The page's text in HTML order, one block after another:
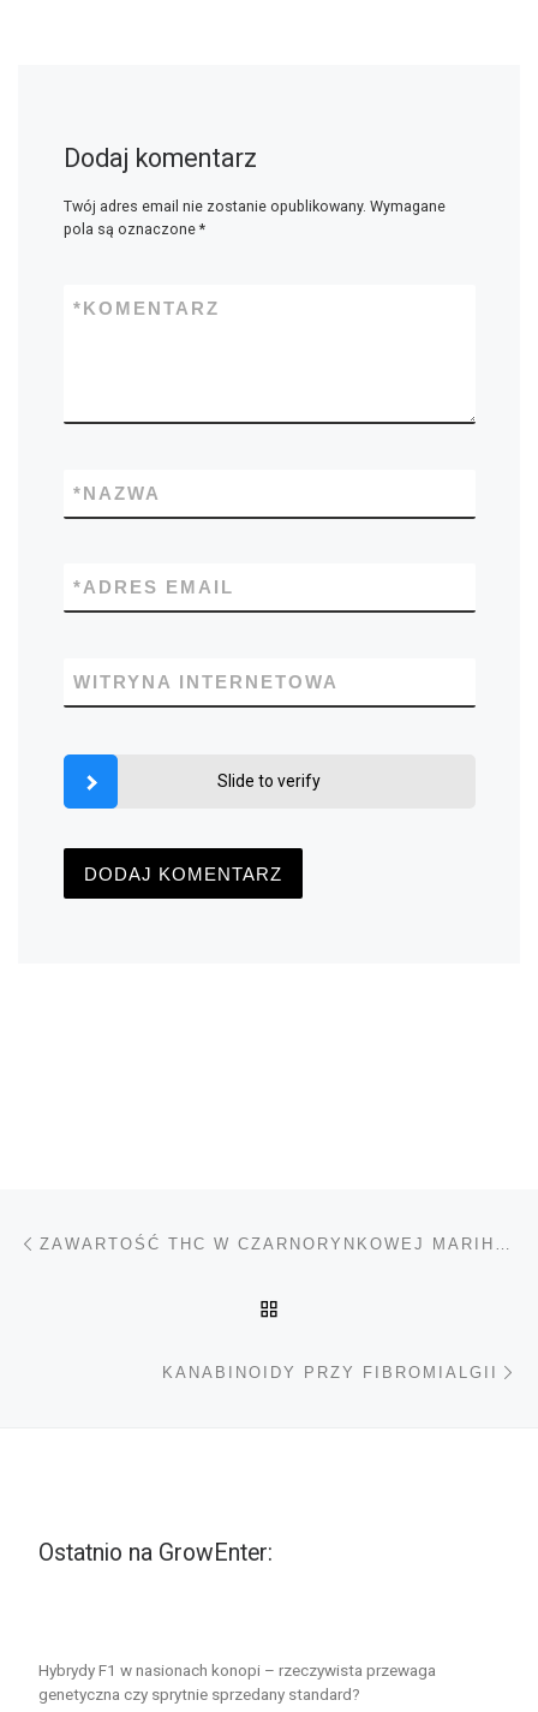
Dodaj komentarz
Twój adres email nie zostanie opublikowany. Wymagane
pola są oznaczone *
KOMENTARZ
*
NAZWA
*
ADRES EMAIL
*
WITRYNA INTERNETOWA
Slide to verify
Nawigacja wpisu
KANABINOIDY PRZY FIBROMIALGII
Ostatnio na GrowEnter:
Hybrydy F1 w nasionach konopi – rzeczywista przewaga
genetyczna czy sprytnie sprzedany standard?